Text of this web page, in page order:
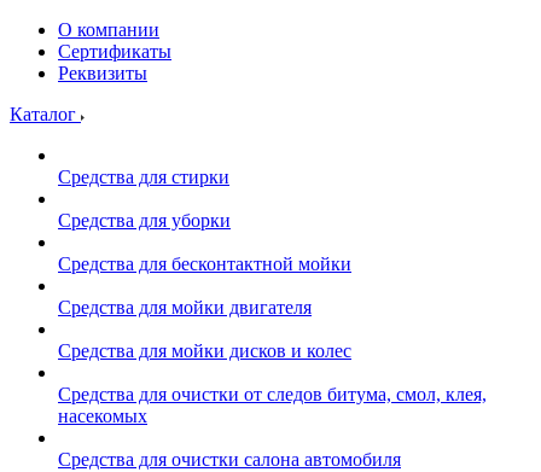
О компании
Сертификаты
Реквизиты
Каталог
Средства для стирки
Средства для уборки
Средства для бесконтактной мойки
Средства для мойки двигателя
Средства для мойки дисков и колес
Средства для очистки от следов битума, смол, клея,
насекомых
Средства для очистки салона автомобиля